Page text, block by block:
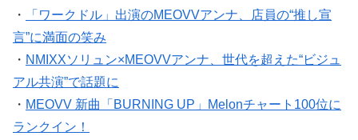
・
「ワークドル」出演のMEOVVアンナ、店員の“推し宣
言”に満面の笑み
・ NMIXXソリュン×MEOVVアンナ、世代を超えた“ビジュ
アル共演”で話題に
・ MEOVV 新曲「BURNING UP」Melonチャート100位に
ランクイン！